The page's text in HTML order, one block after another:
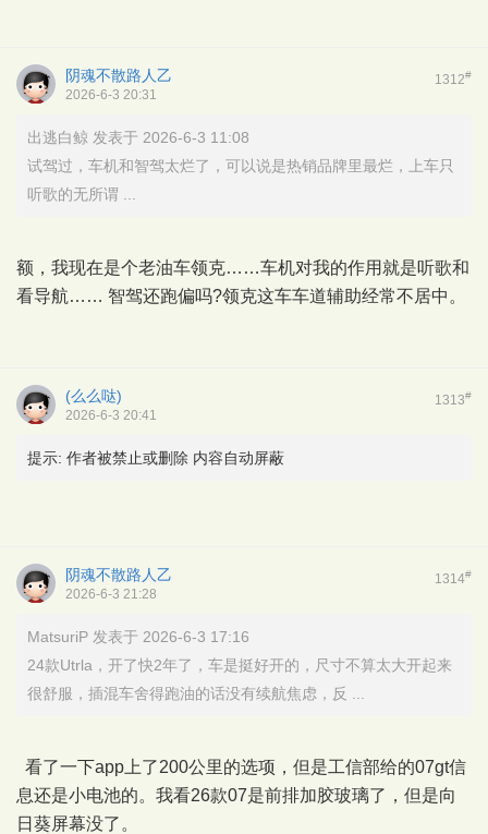
1312#
阴魂不散路人乙
2026-6-3 20:31
出逃白鲸 发表于 2026-6-3 11:08
试驾过，车机和智驾太烂了，可以说是热销品牌里最烂，上车只
听歌的无所谓 ...
额，我现在是个老油车领克……车机对我的作用就是听歌和
看导航…… 智驾还跑偏吗?领克这车车道辅助经常不居中。
1313#
(么么哒)
2026-6-3 20:41
提示: 作者被禁止或删除 内容自动屏蔽
1314#
阴魂不散路人乙
2026-6-3 21:28
MatsuriP 发表于 2026-6-3 17:16
24款Utrla，开了快2年了，车是挺好开的，尺寸不算太大开起来
很舒服，插混车舍得跑油的话没有续航焦虑，反 ...
看了一下app上了200公里的选项，但是工信部给的07gt信
息还是小电池的。我看26款07是前排加胶玻璃了，但是向
日葵屏幕没了。